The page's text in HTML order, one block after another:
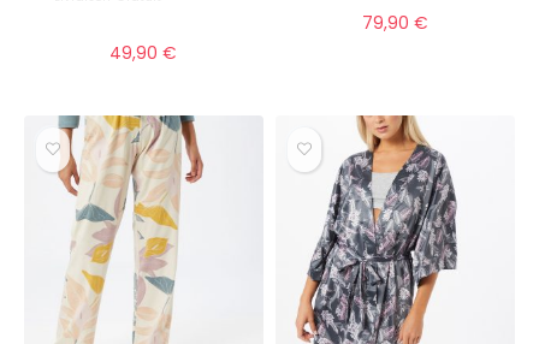
49,90€
79,90 €